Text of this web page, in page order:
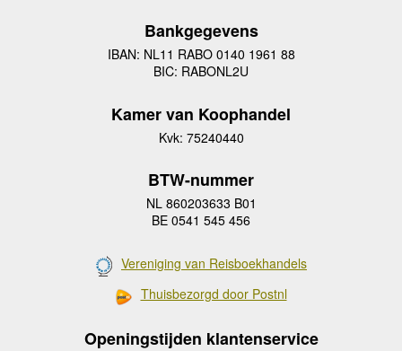
Bankgegevens
IBAN: NL11 RABO 0140 1961 88
BIC: RABONL2U
Kamer van Koophandel
Kvk: 75240440
BTW-nummer
NL 860203633 B01
BE 0541 545 456
Vereniging van Reisboekhandels
Thuisbezorgd door Postnl
Openingstijden klantenservice